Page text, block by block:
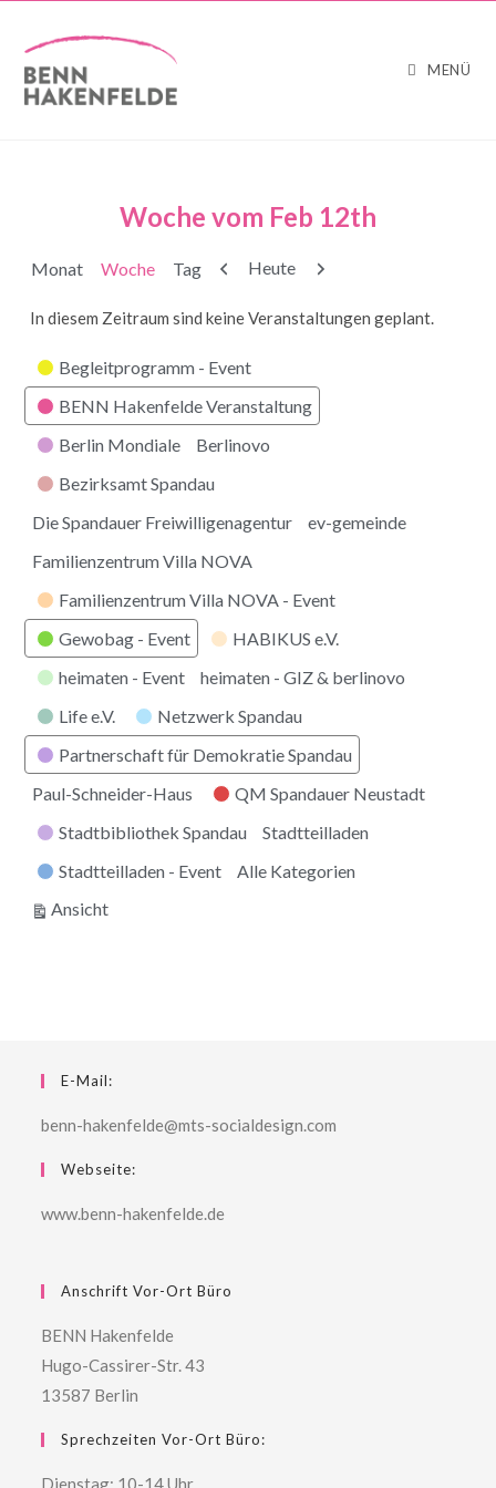
MENÜ
Woche vom Feb 12th
Monat Woche Tag Zurück
Heute Weiter
In diesem Zeitraum sind keine Veranstaltungen geplant.
Kategorien
Begleitprogramm - Event
BENN Hakenfelde Veranstaltung
Berlin Mondiale
Berlinovo
Bezirksamt Spandau
Die Spandauer Freiwilligenagentur
ev-gemeinde
Familienzentrum Villa NOVA
Familienzentrum Villa NOVA - Event
Gewobag - Event
HABIKUS e.V.
heimaten - Event
heimaten - GIZ & berlinovo
Life e.V.
Netzwerk Spandau
Partnerschaft für Demokratie Spandau
Paul-Schneider-Haus
QM Spandauer Neustadt
Stadtbibliothek Spandau
Stadtteilladen
Stadtteilladen - Event
Alle Kategorien
Ansichtausdrucken
E-Mail:
benn-hakenfelde@mts-socialdesign.com
Webseite:
www.benn-hakenfelde.de
Anschrift Vor-Ort Büro
BENN Hakenfelde
Hugo-Cassirer-Str. 43
13587 Berlin
Sprechzeiten Vor-Ort Büro:
Dienstag: 10-14 Uhr